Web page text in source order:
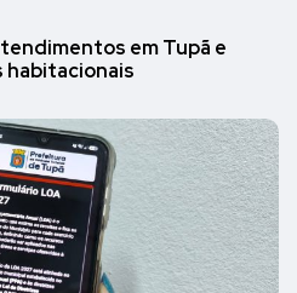
em Tupã e
habitacionais